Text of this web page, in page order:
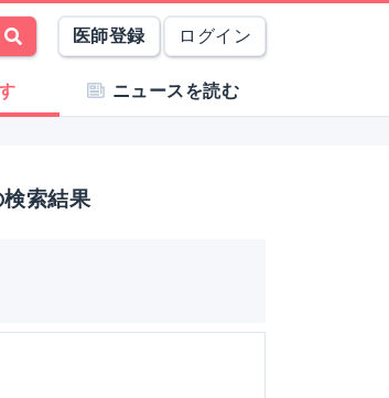
医師登録 ログイン
ニュースを読む
索結果